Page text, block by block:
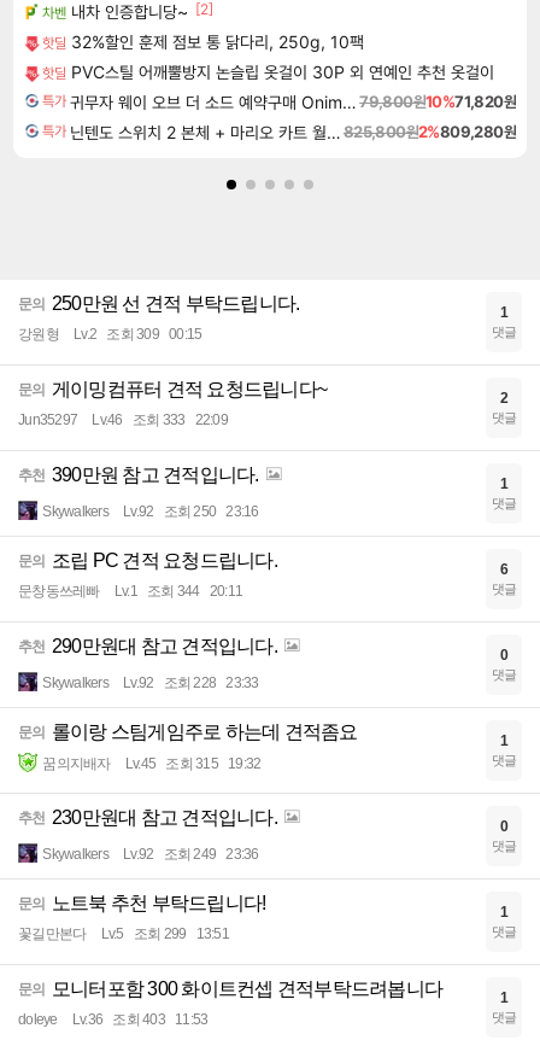
차벤 내차 인증합니당~ [2]
핫딜 32%할인 훈제 점보 통 닭다리, 250g, 10팩
핫딜 PVC스틸 어깨뿔방지 논슬립 옷걸이 30P 외 연예인 추천 옷걸이
특가 귀무자 웨이 오브 더 소드 예약구매 Onimusha Way of the Sword79,800원10%71,820원
특가 닌텐도 스위치 2 본체 + 마리오 카트 월드 + 포켓몬스터 레전드 ZA 닌텐도 스위치 2 에디션 번들825,800원2%809,280원
문의 250만원 선 견적 부탁드립니다.
강원형 Lv.2 조회 309 00:15
1
댓글
문의 게이밍컴퓨터 견적 요청드립니다~
Jun35297 Lv.46 조회 333 22:09
2
댓글
추천 390만원 참고 견적입니다.
Skywalkers Lv.92 조회 250 23:16
1
댓글
문의 조립 PC 견적 요청드립니다.
문창동쓰레빠 Lv.1 조회 344 20:11
6
댓글
추천 290만원대 참고 견적입니다.
Skywalkers Lv.92 조회 228 23:33
0
댓글
문의 롤이랑 스팀게임주로 하는데 견적좀요
꿈의지배자 Lv.45 조회 315 19:32
1
댓글
추천 230만원대 참고 견적입니다.
Skywalkers Lv.92 조회 249 23:36
0
댓글
문의 노트북 추천 부탁드립니다!
꽃길만본다 Lv.5 조회 299 13:51
1
댓글
문의 모니터포함 300 화이트컨셉 견적부탁드려봅니다
doleye Lv.36 조회 403 11:53
1
댓글